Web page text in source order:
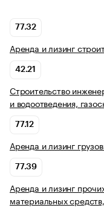
77.32
Аренда и лизинг
42.21
Строительство
и водоотведения,
77.12
Аренда и лизинг
77.39
Аренда и лизинг
материальных